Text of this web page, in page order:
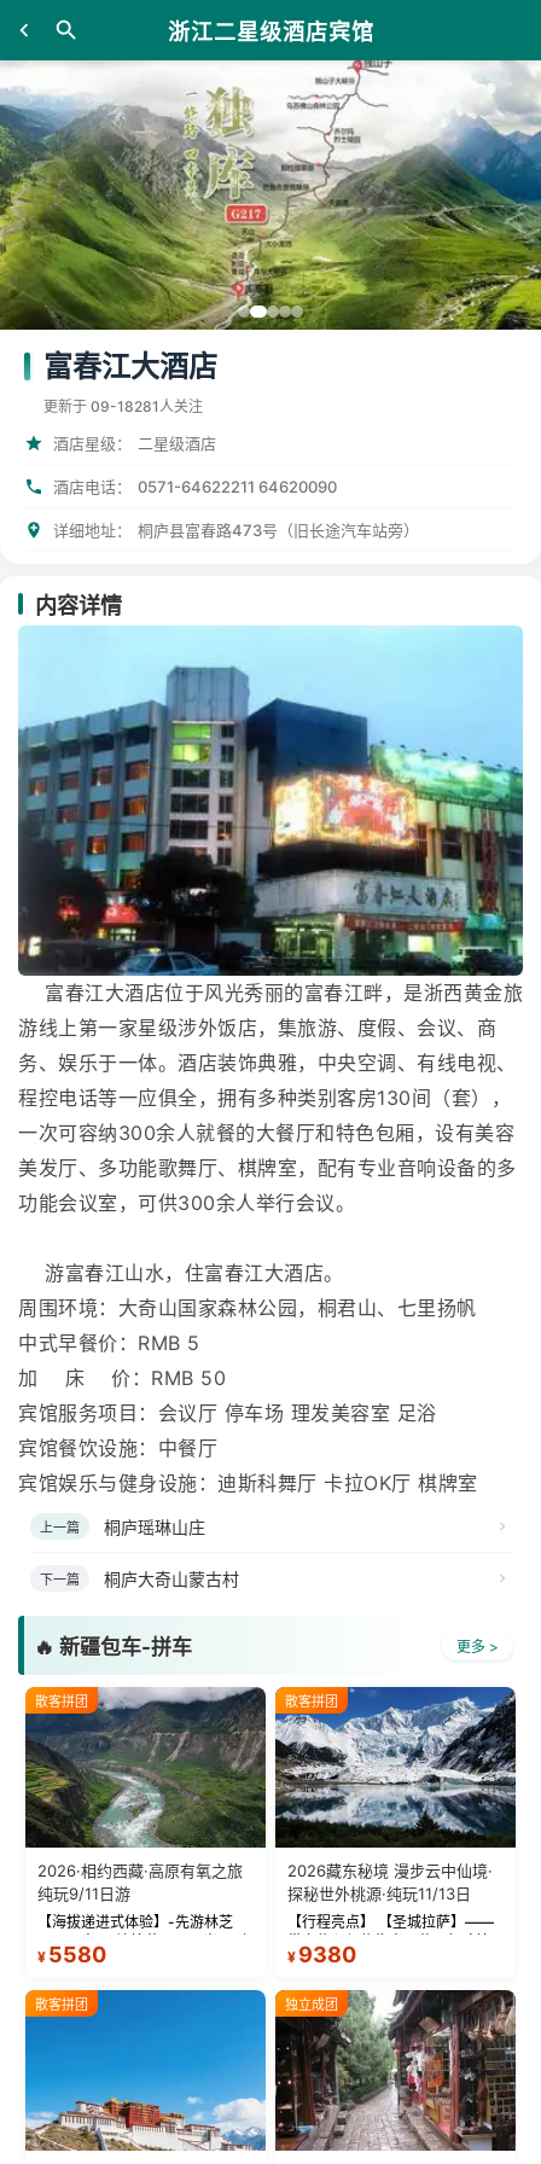
浙江二星级酒店宾馆
富春江大酒店
更新于 09-18281人关注
酒店星级： 二星级酒店
酒店电话： 0571-64622211 64620090
详细地址： 桐庐县富春路473号（旧长途汽车站旁）
内容详情
富春江大酒店位于风光秀丽的富春江畔，是浙西黄金旅
游线上第一家星级涉外饭店，集旅游、度假、会议、商
务、娱乐于一体。酒店装饰典雅，中央空调、有线电视、
程控电话等一应俱全，拥有多种类别客房130间（套），
一次可容纳300余人就餐的大餐厅和特色包厢，设有美容
美发厅、多功能歌舞厅、棋牌室，配有专业音响设备的多
功能会议室，可供300余人举行会议。
游富春江山水，住富春江大酒店。
周围环境：大奇山国家森林公园，桐君山、七里扬帆
中式早餐价：RMB 5
加 床 价：RMB 50
宾馆服务项目：会议厅 停车场 理发美容室 足浴
宾馆餐饮设施：中餐厅
宾馆娱乐与健身设施：迪斯科舞厅 卡拉OK厅 棋牌室
上一篇 桐庐瑶琳山庄
下一篇 桐庐大奇山蒙古村
🔥 新疆包车-拼车 更多 >
散客拼团
2026·相约西藏·高原有氧之旅
纯玩9/11日游
【海拔递进式体验】-先游林芝
(2900米)再访拉萨(3650米)，亲
测 99%游客零高反 。 【贴心保
反根本不是事儿 ！ 【无人机航
拍】-雪山/圣湖/...
¥ 5580
散客拼团
2026藏东秘境 漫步云中仙境·
探秘世外桃源·纯玩11/13日
【行程亮点】 【圣城拉萨】——
带上信心与信仰去西藏，行吟拉
萨，感受这座城与生俱来的与众
城堡寺院于一体的宏伟建筑，是
西藏最完整的古代...
¥ 9380
散客拼团 独立成团